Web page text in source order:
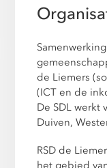
de Liemers
(ICT en de
De SDL werkt
Duiven,
RSD de